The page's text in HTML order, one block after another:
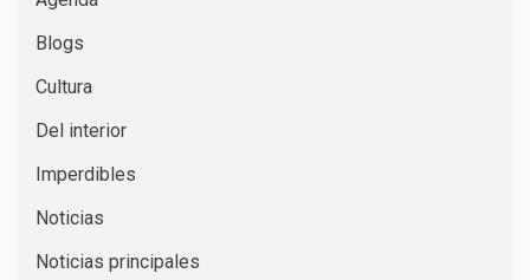
Blogs
Cultura
Del interior
Imperdibles
Noticias
Noticias principales